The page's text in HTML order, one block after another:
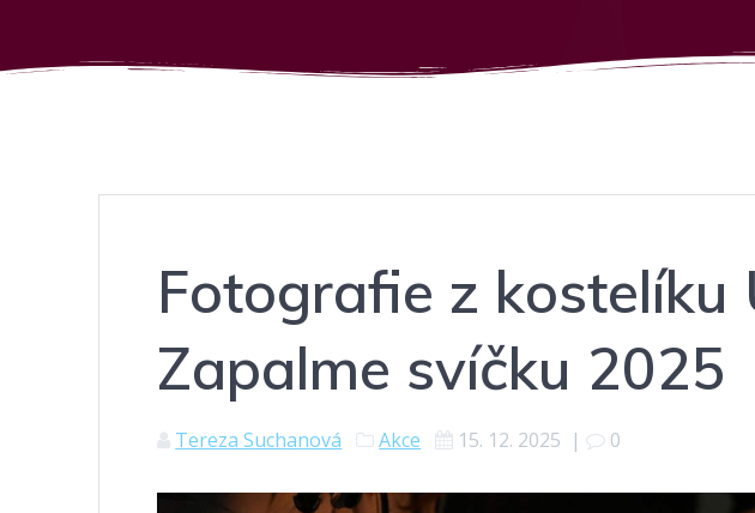
Fotografie z kostelíku
Zapalme svíčku 2025
Tereza Suchanová Akce 15. 12. 2025 | 0